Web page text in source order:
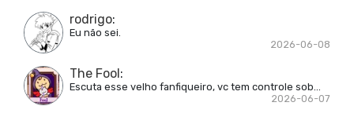
rodrigo:
Eu não sei.
2026-06-08
The Fool :
Escuta esse velho fanfiqueiro, vc tem controle sob...
2026-06-07